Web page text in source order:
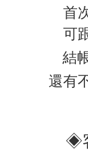
首
可
結
還有
◈